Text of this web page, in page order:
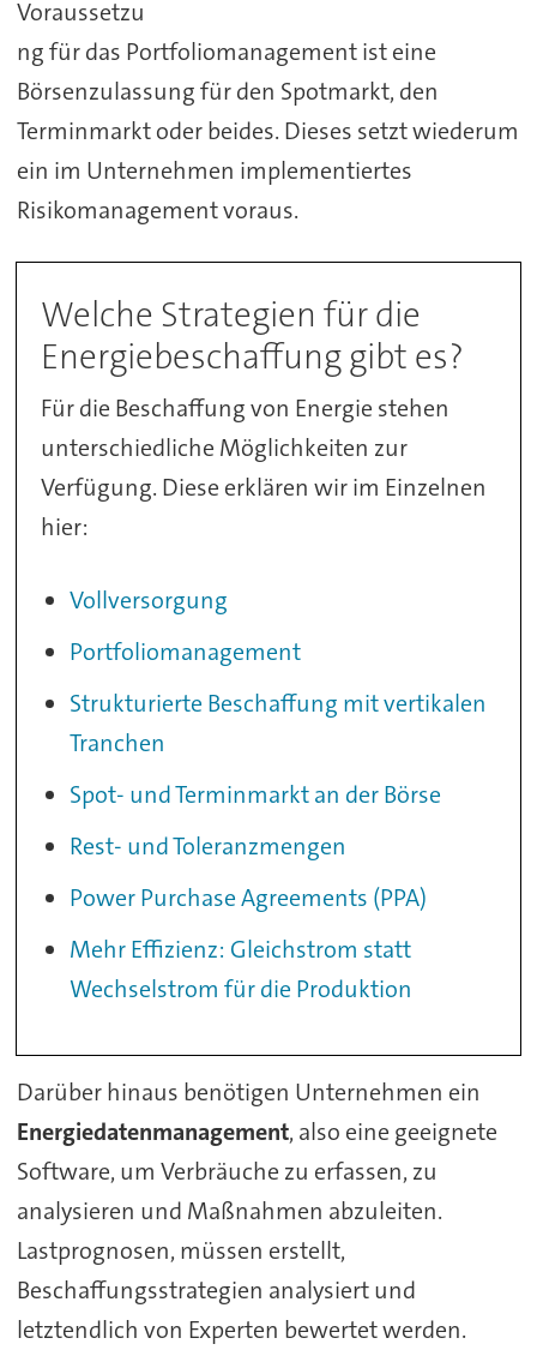
Voraussetzu
ng für das Portfoliomanagement ist eine
Börsenzulassung für den Spotmarkt, den
Terminmarkt oder beides. Dieses setzt wiederum
ein im Unternehmen implementiertes
Risikomanagement voraus.
Welche Strategien für die
Energiebeschaffung gibt es?
Für die Beschaffung von Energie stehen
unterschiedliche Möglichkeiten zur
Verfügung. Diese erklären wir im Einzelnen
hier:
Vollversorgung
Portfoliomanagement
Strukturierte Beschaffung mit vertikalen
Tranchen
Spot- und Terminmarkt an der Börse
Rest- und Toleranzmengen
Power Purchase Agreements (PPA)
Mehr Effizienz: Gleichstrom statt
Wechselstrom für die Produktion
Darüber hinaus benötigen Unternehmen ein
Energiedatenmanagement, also eine geeignete
Software, um Verbräuche zu erfassen, zu
analysieren und Maßnahmen abzuleiten.
Lastprognosen, müssen erstellt,
Beschaffungsstrategien analysiert und
letztendlich von Experten bewertet werden.